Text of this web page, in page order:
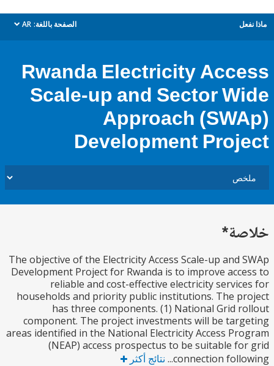
الصفحة باللغة: AR
dropdown
Rwanda Electricity
Scale-up and Sector
Approach
Development
The objective of the Electricity Access Scale-up and
Development Project for Rwanda is to improve
reliable and cost-effective electricity
households and priority public institutions. The
has three components. (1) National Grid
component. The project investments will be
areas identified in the National Electricity Access
(NEAP) access prospectus to be suitable
connection نتائج أكثر